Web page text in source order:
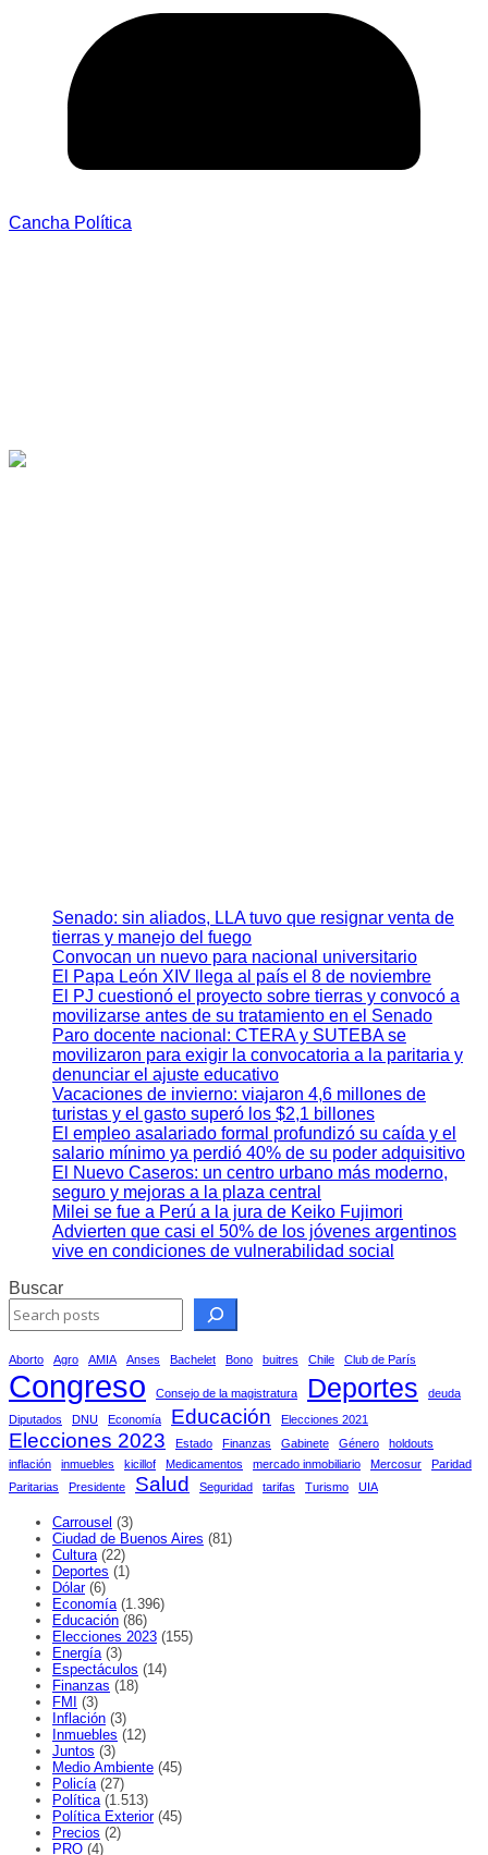
Cancha Política
Senado: sin aliados, LLA tuvo que resignar venta de
tierras y manejo del fuego
Convocan un nuevo para nacional universitario
El Papa León XIV llega al país el 8 de noviembre
El PJ cuestionó el proyecto sobre tierras y convocó a
movilizarse antes de su tratamiento en el Senado
Paro docente nacional: CTERA y SUTEBA se
movilizaron para exigir la convocatoria a la paritaria y
denunciar el ajuste educativo
Vacaciones de invierno: viajaron 4,6 millones de
turistas y el gasto superó los $2,1 billones
El empleo asalariado formal profundizó su caída y el
salario mínimo ya perdió 40% de su poder adquisitivo
El Nuevo Caseros: un centro urbano más moderno,
seguro y mejoras a la plaza central
Milei se fue a Perú a la jura de Keiko Fujimori
Advierten que casi el 50% de los jóvenes argentinos
vive en condiciones de vulnerabilidad social
Buscar
Aborto Agro AMIA Anses Bachelet Bono buitres Chile Club de París
Congreso Consejo de la magistratura Deportes
deuda
Diputados
DNU Economía Educación Elecciones 2021
Elecciones 2023 Estado Finanzas Gabinete Género
holdouts
inflación
inmuebles kicillof Medicamentos mercado inmobiliario Mercosur
Paridad
Paritarias
Presidente Salud Seguridad tarifas Turismo UIA
Carrousel (3)
Ciudad de Buenos Aires (81)
Cultura (22)
Deportes (1)
Dólar(6)
Economía (1.396)
Educación (86)
Elecciones 2023 (155)
Energía (3)
Espectáculos (14)
Finanzas (18)
FMI
(3)
Inflación (3)
Inmuebles (12)
Juntos (3)
Medio Ambiente (45)
Policía (27)
Política (1.513)
Política Exterior(45)
Precios (2)
PRO (4)